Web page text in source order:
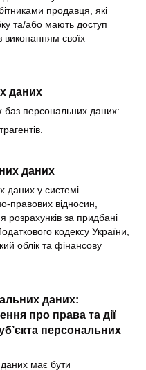
продавця, які
та/або мають доступ
виконанням своїх
даних
персональних даних:
даних
даних у системі
правових відносин,
розрахунків за придбані
кодексу України,
облік та фінансову
даних:
про права та дії
персональних
має бути